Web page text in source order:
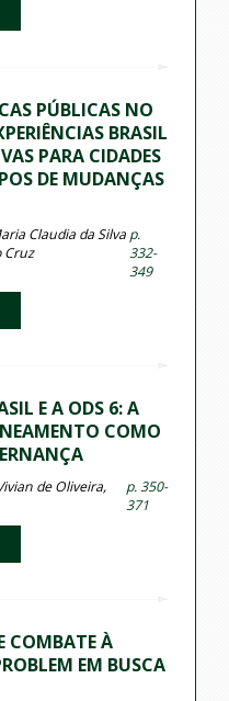
PÚBLICAS NO
BRASIL
PARA CIDADES
DE MUDANÇAS
Claudia da Silva
Cruz
p.
332-
349
E A ODS 6: A
COMO
de Oliveira,
p. 350-
371
COMBATE À
EM BUSCA